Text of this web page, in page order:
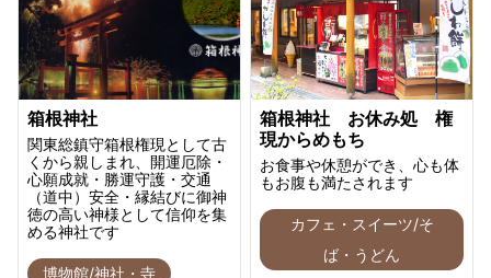
箱根神社
関東総鎮守箱根権現として古
くから親しまれ、開運厄除・
心願成就・勝運守護・交通
（道中）安全・縁結びに御神
徳の高い神様として信仰を集
める神社です
博物館/神社・寺
箱根神社 お休み処 権
現からめもち
お食事や休憩ができ、心も体
もお腹も満たされます
カフェ・スイーツ/そ
ば・うどん